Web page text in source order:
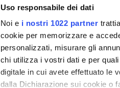
Uso responsabile dei dati
Noi e i nostri 1022 partner
cookie per memorizzare e
personalizzati, misurare gli
chi utilizza i vostri dati e per
digitale in cui avete effettuato le
dalla Dichiarazione sui cookie o